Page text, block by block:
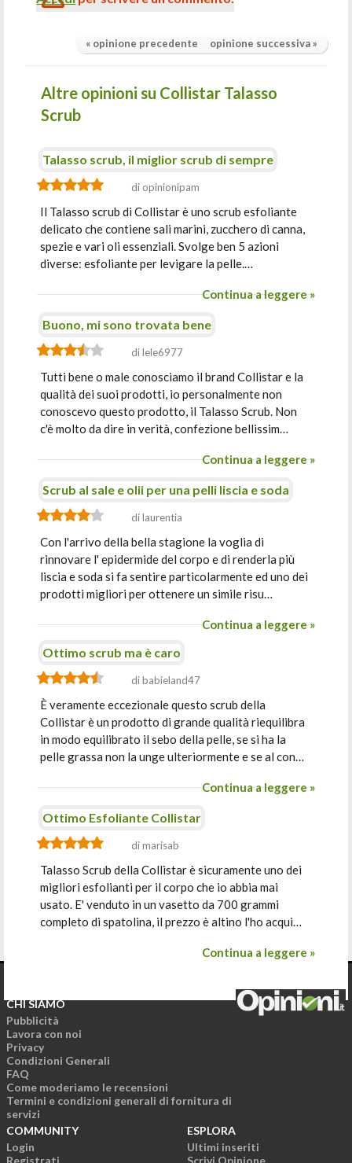
« opinione precedente opinione successiva »
Altre opinioni su Collistar Talasso
Scrub
Talasso scrub, il miglior scrub di sempre
di opinionipam
Il Talasso scrub di Collistar è uno scrub esfoliante
delicato che contiene sali marini, zucchero di canna,
spezie e vari oli essenziali. Svolge ben 5 azioni
diverse: esfoliante per levigare la pelle.…
Continua a leggere »
Buono, mi sono trovata bene
di lele6977
Tutti bene o male conosciamo il brand Collistar e la
qualità dei suoi prodotti, io personalmente non
conoscevo questo prodotto, il Talasso Scrub. Non
c'è molto da dire in verità, confezione bellissim…
Continua a leggere »
Scrub al sale e olii per una pelli liscia e soda
di laurentia
Con l'arrivo della bella stagione la voglia di
rinnovare l' epidermide del corpo e di renderla più
liscia e soda si fa sentire particolarmente ed uno dei
prodotti migliori per ottenere un simile risu…
Continua a leggere »
Ottimo scrub ma è caro
di babieland47
È veramente eccezionale questo scrub della
Collistar è un prodotto di grande qualità riequilibra
in modo equilibrato il sebo della pelle, se si ha la
pelle grassa non la unge ulteriormente e se al con…
Continua a leggere »
Ottimo Esfoliante Collistar
di marisab
Talasso Scrub della Collistar è sicuramente uno dei
migliori esfolianti per il corpo che io abbia mai
usato. E' venduto in un vasetto da 700 grammi
completo di spatolina, il prezzo è altino l'ho acqui…
Continua a leggere »
CHI SIAMO
Pubblicità
Lavora con noi
Privacy
Condizioni Generali
FAQ
Come moderiamo le recensioni
Termini e condizioni generali di fornitura di
servizi
COMMUNITY
Login
Registrati
ESPLORA
Ultimi inseriti
Scrivi Opinione